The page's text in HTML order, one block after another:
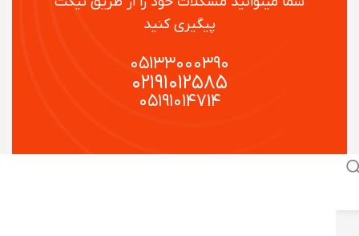
پیگیری کنید
۰۵۱۳۳۰۰۰۳۹۰
۰۲۱۹۱۰۱۲۵۸۵
۰۵۱۹۱۰۱۴۷۱۴